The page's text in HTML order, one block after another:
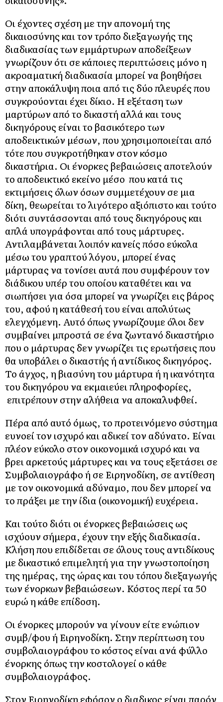
Οι έχοντες σχέση με την απονομή της
δικαιοσύνης και τον τρόπο διεξαγωγής της
διαδικασίας των εμμάρτυρων αποδείξεων
γνωρίζουν ότι σε κάποιες περιπτώσεις μόνο η
ακροαματική διαδικασία μπορεί να βοηθήσει
στην αποκάλυψη ποια από τις δύο πλευρές που
συγκρούονται έχει δίκιο. Η εξέταση των
μαρτύρων από το δικαστή αλλά και τους
δικηγόρους είναι το βασικότερο των
αποδεικτικών μέσων, που χρησιμοποιείται από
τότε που συγκροτήθηκαν στον κόσμο
δικαστήρια. Οι ένορκες βεβαιώσεις αποτελούν
το αποδεικτικό εκείνο μέσο που κατά τις
εκτιμήσεις όλων όσων συμμετέχουν σε μια
δίκη, θεωρείται το λιγότερο αξιόπιστο και τούτο
διότι συντάσσονται από τους δικηγόρους και
απλά υπογράφονται από τους μάρτυρες.
Αντιλαμβάνεται λοιπόν κανείς πόσο εύκολα
μέσω του γραπτού λόγου, μπορεί ένας
μάρτυρας να τονίσει αυτά που συμφέρουν τον
διάδικου υπέρ του οποίου καταθέτει και να
σιωπήσει για όσα μπορεί να γνωρίζει εις βάρος
του, αφού η κατάθεσή του είναι απολύτως
ελεγχόμενη. Αυτό όπως γνωρίζουμε όλοι δεν
συμβαίνει μπροστά σε ένα ζωντανό δικαστήριο
που ο μάρτυρας δεν γνωρίζει τις ερωτήσεις που
θα υποβάλει ο δικαστής ή αντίδικος δικηγόρος.
Το άγχος, η βιασύνη του μάρτυρα ή η ικανότητα
του δικηγόρου να εκμαιεύει πληροφορίες,
επιτρέπουν στην αλήθεια να αποκαλυφθεί.
Πέρα από αυτό όμως, το προτεινόμενο σύστημα
ευνοεί τον ισχυρό και αδικεί τον αδύνατο. Είναι
πλέον εύκολο στον οικονομικά ισχυρό και να
βρει αρκετούς μάρτυρες και να τους εξετάσει σε
Συμβολαιογράφο ή σε Ειρηνοδίκη, σε αντίθεση
με τον οικονομικά αδύναμο, που δεν μπορεί να
το πράξει με την ίδια (οικονομική) ευχέρεια.
Και τούτο διότι οι ένορκες βεβαιώσεις ως
ισχύουν σήμερα, έχουν την εξής διαδικασία.
Κλήση που επιδίδεται σε όλους τους αντιδίκους
με δικαστικό επιμελητή για την γνωστοποίηση
της ημέρας, της ώρας και του τόπου διεξαγωγής
των ένορκων βεβαιώσεων. Κόστος περί τα 50
ευρώ η κάθε επίδοση.
Οι ένορκες μπορούν να γίνουν είτε ενώπιον
συμβ/φου ή Ειρηνοδίκη. Στην περίπτωση του
συμβολαιογράφου το κόστος είναι ανά φύλλο
ένορκης όπως την κοστολογεί ο κάθε
συμβολαιογράφος.
Στον Ειρηνοδίκη εφόσον ο διαδικος είναι παρόν